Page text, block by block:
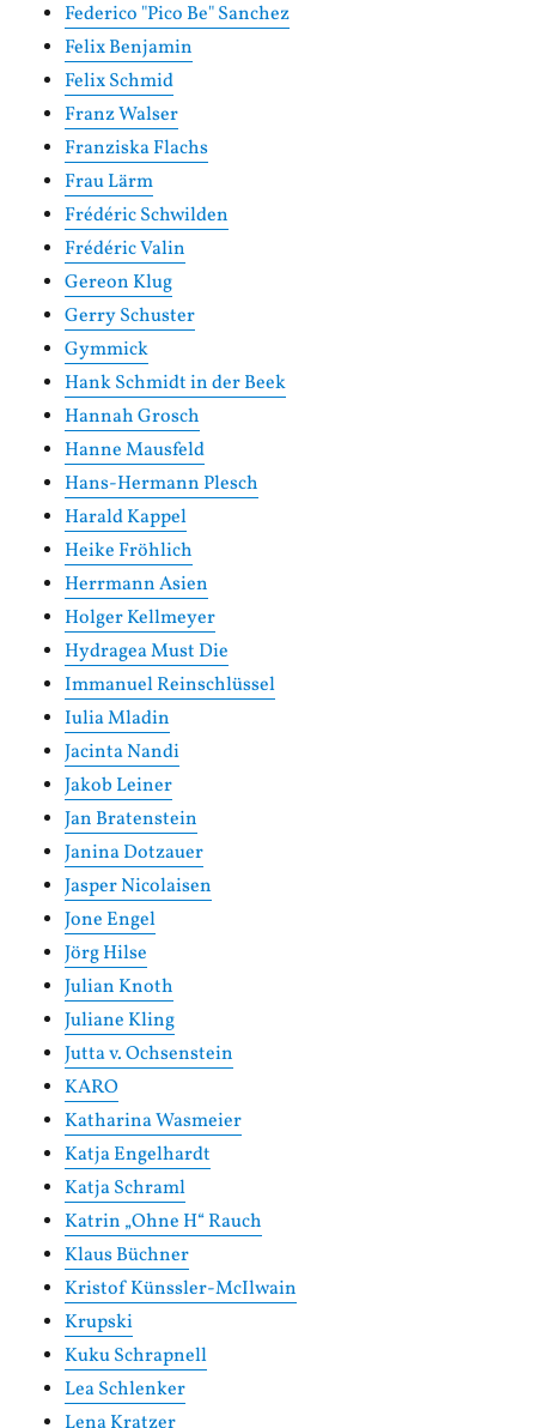
Federico "Pico Be" Sanchez
Felix Benjamin
Felix Schmid
Franz Walser
Franziska Flachs
Frau Lärm
Frédéric Schwilden
Frédéric Valin
Gereon Klug
Gerry Schuster
Gymmick
Hank Schmidt in der Beek
Hannah Grosch
Hanne Mausfeld
Hans-Hermann Plesch
Harald Kappel
Heike Fröhlich
Herrmann Asien
Holger Kellmeyer
Hydragea Must Die
Immanuel Reinschlüssel
Iulia Mladin
Jacinta Nandi
Jakob Leiner
Jan Bratenstein
Janina Dotzauer
Jasper Nicolaisen
Jone Engel
Jörg Hilse
Julian Knoth
Juliane Kling
Jutta v. Ochsenstein
KARO
Katharina Wasmeier
Katja Engelhardt
Katja Schraml
Katrin „Ohne H“ Rauch
Klaus Büchner
Kristof Künssler-McIlwain
Krupski
Kuku Schrapnell
Lea Schlenker